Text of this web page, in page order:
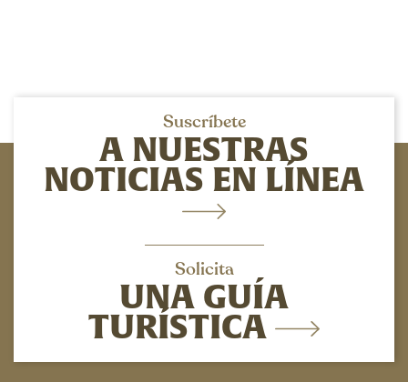
Suscríbete
A NUESTRAS
NOTICIAS EN LÍNEA
Solicita
UNA GUÍA
TURÍSTICA